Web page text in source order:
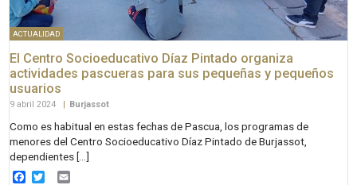
ACTUALIDAD
El Centro Socioeducativo Díaz Pintado organiza
actividades pascueras para sus pequeñas y pequeños
usuarios
9 abril 2024 Burjassot
Como es habitual en estas fechas de Pascua, los programas de
menores del Centro Socioeducativo Díaz Pintado de Burjassot,
dependientes […]
Facebook
Twitter